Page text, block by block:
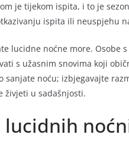
je tijekom ispita, i to je
ispita ili neuspjehu
lucidne noćne more. Osobe
s užasnim snovima koji
noću; izbjegavajte
živjeti u sadašnjosti.